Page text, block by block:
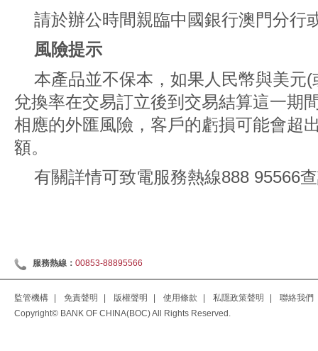
請於辦公時間親臨中國銀行澳門分行
風險提示
本產品並不保本，如果人民幣與美元
兌換率在交易訂立後到交易結算這一期
相應的外匯風險，客戶的虧損可能會超
額。
有關詳情可致電服務熱線888 95566
服務熱線： 00853-88895566
監管機構 免責聲明 版權聲明 使用條款 私隱政策聲明
聯絡我們
Copyright© BANK OF CHINA(BOC) All Rights Reserved.